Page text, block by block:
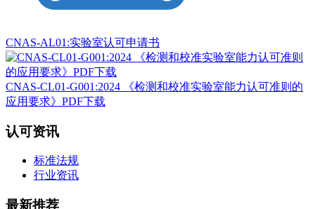
CNAS-AL01:实验室认可申请书
CNAS-CL01-G001:2024 《检测和校准实验室能力认可准则的
应用要求》PDF下载
认可资讯
标准法规
行业资讯
最新推荐